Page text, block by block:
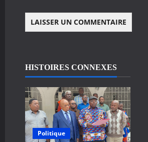
HISTOIRES CONNEXES
Politique